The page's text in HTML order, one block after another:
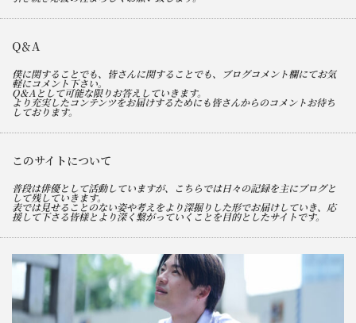
Q＆A
僕に関することでも、皆さんに関することでも、ブログコメント欄にてお気
軽にコメント下さい。
Q＆Aとして可能な限りお答えしていきます。
より充実したコンテンツをお届けするためにも皆さんからのコメントお待ち
しております。
このサイトについて
普段は俳優として活動していますが、こちらでは日々の記録を主にブログと
して残していきます。
表では見せることのない姿や考えをより深掘りした形でお届けしていき、応
援して下さる皆様とより深く繋がっていくことを目的としたサイトです。